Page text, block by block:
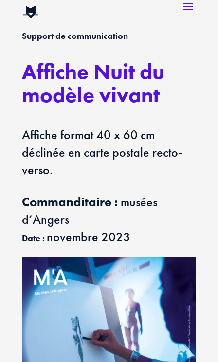
Support de communication
Affiche Nuit du
modèle vivant
Affiche format 40 x 60 cm
déclinée en carte postale recto-
verso.
Commanditaire : musées
d’Angers
Date : novembre 2023